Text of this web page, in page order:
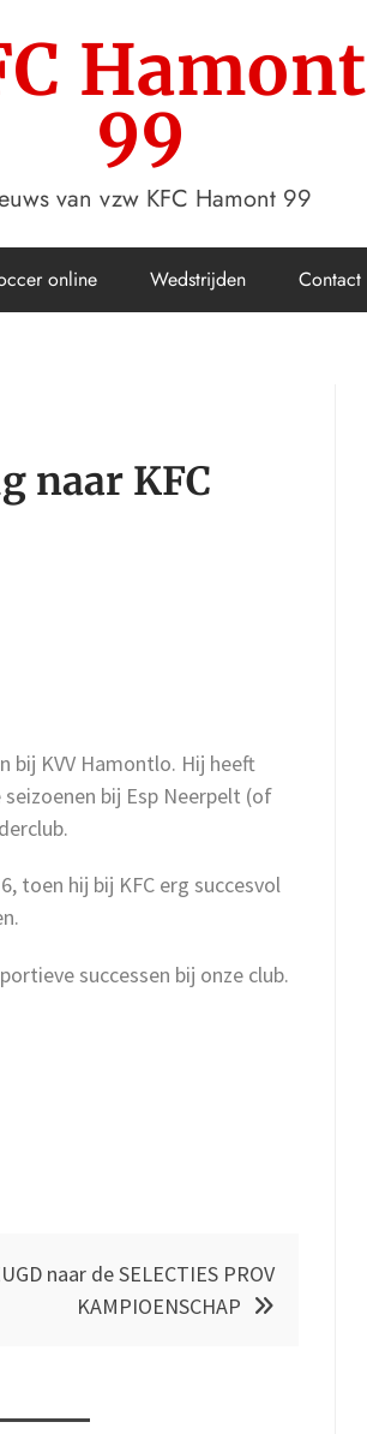
Hamont
99
van vzw KFC Hamont 99
online Wedstrijden Contact
naar KFC
bij KVV Hamontlo. Hij heeft
bij Esp Neerpelt (of
toen hij bij KFC erg succesvol
successen bij onze club.
naar de SELECTIES PROV
KAMPIOENSCHAP